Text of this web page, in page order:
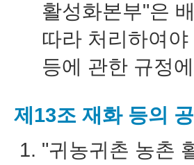
활성화본부"은
따라 처리하여
등에 관한 규정
제13조 재화 등의
"귀농귀촌 농촌